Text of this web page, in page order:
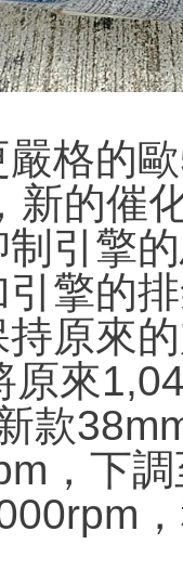
格的
新的催
引擎
擎的
原來
原來
款
，下